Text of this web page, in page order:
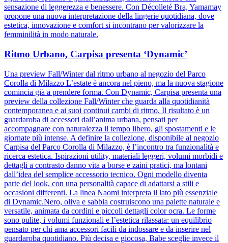
sensazione di leggerezza e benessere. Con Décolleté Bra, Yamamay
propone una nuova interpretazione della lingerie quotidiana, dove
estetica, innovazione e comfort si incontrano per valorizzare la
femminilità in modo naturale.
Ritmo Urbano, Carpisa presenta ‘Dynamic’
Una preview Fall/Winter dal ritmo urbano al negozio del Parco
Corolla di Milazzo L’estate è ancora nel pieno, ma la nuova stagione
comincia già a prendere forma. Con Dynamic, Carpisa presenta una
preview della collezione Fall/Winter che guarda alla quotidianità
contemporanea e ai suoi continui cambi di ritmo. Il risultato è un
guardaroba di accessori dall’anima urbana, pensati per
accompagnare con naturalezza il tempo libero, gli spostamenti e le
giornate più intense. A definire la collezione, disponibile al negozio
Carpisa del Parco Corolla di Milazzo, è l’incontro tra funzionalità e
ricerca estetica. Ispirazioni utility, materiali leggeri, volumi morbidi e
dettagli a contrasto danno vita a borse e zaini pratici, ma lontani
dall’idea del semplice accessorio tecnico. Ogni modello diventa
parte del look, con una personalità capace di adattarsi a stili e
occasioni differenti. La linea Naomi interpreta il lato più essenziale
di Dynamic.Nero, oliva e sabbia costruiscono una palette naturale e
versatile, animata da cordini e piccoli dettagli color ocra. Le forme
sono pulite, i volumi funzionali e l’estetica rilassata: un equilibrio
pensato per chi ama accessori facili da indossare e da inserire nel
guardaroba quotidiano. Più decisa e giocosa, Babe sceglie invece il